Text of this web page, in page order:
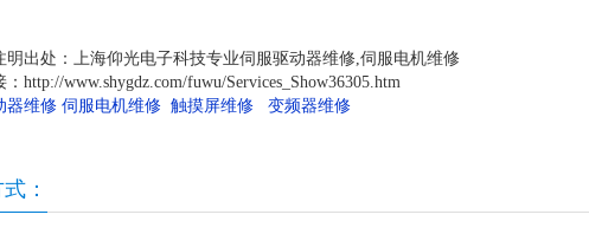
明出处：上海仰光电子科技专业伺服驱动器维修,伺服电机维修
http://www.shygdz.com/fuwu/Services_Show36305.htm
器维修 伺服电机维修 触摸屏维修 变频器维修
：